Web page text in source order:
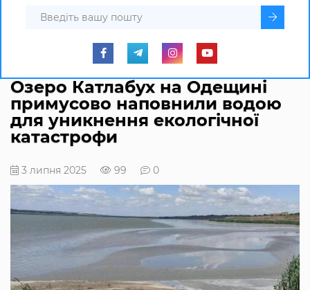
Озеро Катлабух на Одещині
примусово наповнили водою
для уникнення екологічної
катастрофи
3 липня 2025 99 0